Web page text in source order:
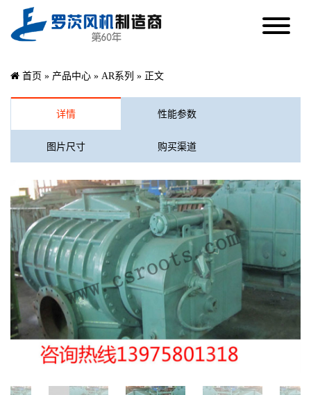
首页 » 产品中心 » AR系列 » 正文
详情 性能参数
图片尺寸 购买渠道